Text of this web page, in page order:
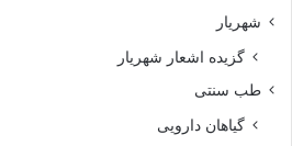
شهریار
گزیده اشعار شهریار
طب سنتی
گیاهان دارویی